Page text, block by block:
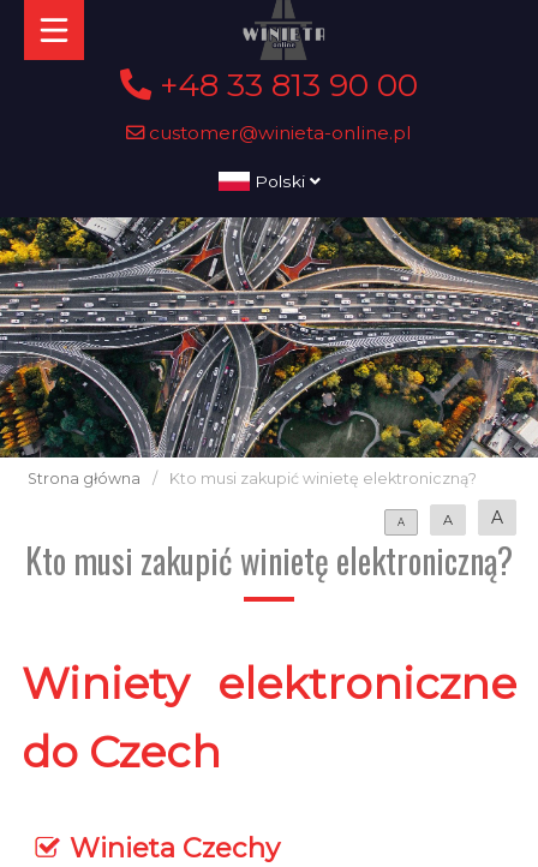
+48 33 813 90 00
customer@winieta-online.pl
Polski
Strona główna / Kto musi zakupić winietę elektroniczną?
A A A
Kto musi zakupić winietę elektroniczną?
Winiety elektroniczne
do Czech
Winieta Czechy